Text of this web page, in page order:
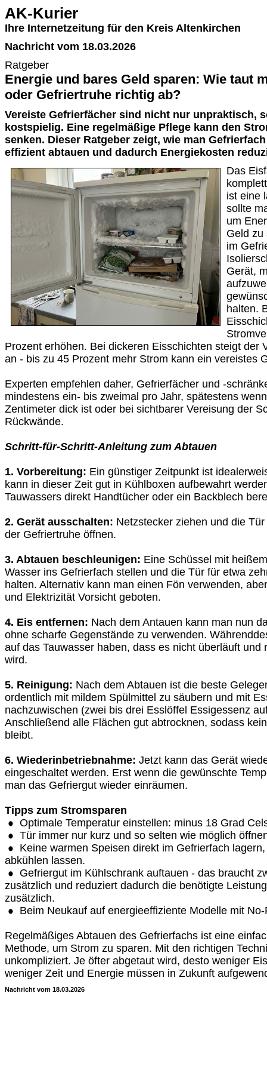
AK-Kurier
Ihre Internetzeitung für den Kreis Altenkirchen
Nachricht vom 18.03.2026
Ratgeber
Energie und bares Geld sparen: Wie taut
oder Gefriertruhe richtig ab?
Vereiste Gefrierfächer sind nicht nur unpraktisch,
kostspielig. Eine regelmäßige Pflege kann den
senken. Dieser Ratgeber zeigt, wie man
effizient abtauen und dadurch Energiekosten
Das
ist eine
sollte
um
Geld zu
im
Gerät,
halten.
Prozent erhöhen. Bei dickeren Eisschichten steigt der
an - bis zu 45 Prozent mehr Strom kann ein vereistes
Experten empfehlen daher, Gefrierfächer und -
mindestens ein- bis zweimal pro Jahr, spätestens
Zentimeter dick ist oder bei sichtbarer Vereisung der
Rückwände.
Schritt-für-Schritt-Anleitung zum Abtauen
1. Vorbereitung: Ein günstiger Zeitpunkt ist
kann in dieser Zeit gut in Kühlboxen aufbewahrt
Tauwassers direkt Handtücher oder ein Backblech
2. Gerät ausschalten: Netzstecker ziehen und die
der Gefriertruhe öffnen.
3. Abtauen beschleunigen: Eine Schüssel mit
Wasser ins Gefrierfach stellen und die Tür für etwa
halten. Alternativ kann man einen Fön verwenden,
und Elektrizität Vorsicht geboten.
4. Eis entfernen: Nach dem Antauen kann man nun
ohne scharfe Gegenstände zu verwenden.
auf das Tauwasser haben, dass es nicht überläuft und
wird.
5. Reinigung: Nach dem Abtauen ist die beste
ordentlich mit mildem Spülmittel zu säubern und mit
nachzuwischen (zwei bis drei Esslöffel Essigessenz
Anschließend alle Flächen gut abtrocknen, sodass
bleibt.
6. Wiederinbetriebnahme: Jetzt kann das Gerät
eingeschaltet werden. Erst wenn die gewünschte
man das Gefriergut wieder einräumen.
Tipps zum Stromsparen
Optimale Temperatur einstellen: minus 18 Grad
Tür immer nur kurz und so selten wie möglich
Keine warmen Speisen direkt im Gefrierfach
abkühlen lassen.
Gefriergut im Kühlschrank auftauen - das braucht
zusätzlich und reduziert dadurch die benötigte
zusätzlich.
Beim Neukauf auf energieeffiziente Modelle mit
Regelmäßiges Abtauen des Gefrierfachs ist eine
Methode, um Strom zu sparen. Mit den richtigen
unkompliziert. Je öfter abgetaut wird, desto weniger
weniger Zeit und Energie müssen in Zukunft
Nachricht vom 18.03.2026